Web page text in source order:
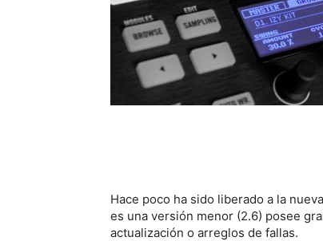
Hace poco ha sido liberado a la
es una versión menor (2.6) posee
actualización o arreglos de fallas.